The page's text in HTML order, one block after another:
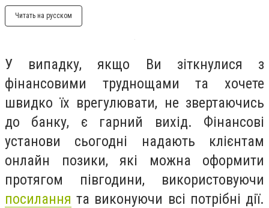
Читать на русском
У випадку, якщо Ви зіткнулися з
фінансовими труднощами та хочете
швидко їх врегулювати, не звертаючись
до банку, є гарний вихід. Фінансові
установи сьогодні надають клієнтам
онлайн позики, які можна оформити
протягом півгодини, використовуючи
посилання та виконуючи всі потрібні дії.